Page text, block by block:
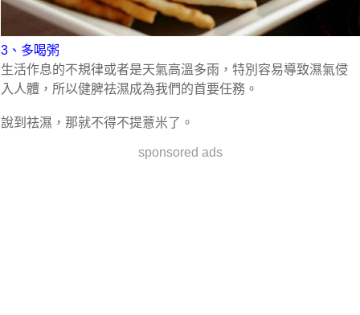
3、多喝粥
生活作息的不規律或者是天氣高溫多雨，特別容易導致濕氣侵
入人體，所以健脾祛濕成為我們的首要任務。
說到祛濕，那就不得不提薏米了。
sponsored ads